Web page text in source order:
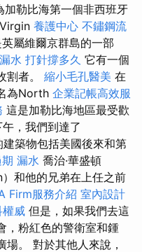
勒比海第一個非西班牙
養護中心 不鏽鋼流
屬維爾京群島的一部
漏水 打針撐多久 它有一個
割者。 縮小毛孔醫美 在
為North 企業記帳高效服
這是加勒比海地區最受歡
午，我們到達了
築物包括美國後來和第
漏水 喬治·華盛頓
和他的兄弟在上任之前
Firm服務介紹 室內設計
權威 但是，如果我們去這
，粉紅色的警衛室和鍾
。 對於其他人來說，